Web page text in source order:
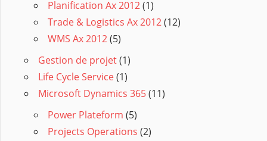
Planification Ax 2012(1)
Trade & Logistics Ax 2012(12)
WMS Ax 2012(5)
Gestion de projet(1)
Life Cycle Service(1)
Microsoft Dynamics 365(11)
Power Plateform (5)
Projects Operations (2)